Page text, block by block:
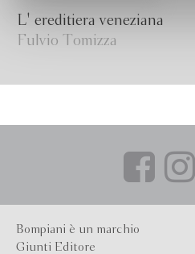
L' ereditiera veneziana
Fulvio Tomizza
Bompiani è un marchio
Giunti Editore